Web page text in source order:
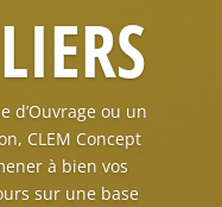
d’Ouvrage ou un
CLEM Concept
à bien vos
sur une base